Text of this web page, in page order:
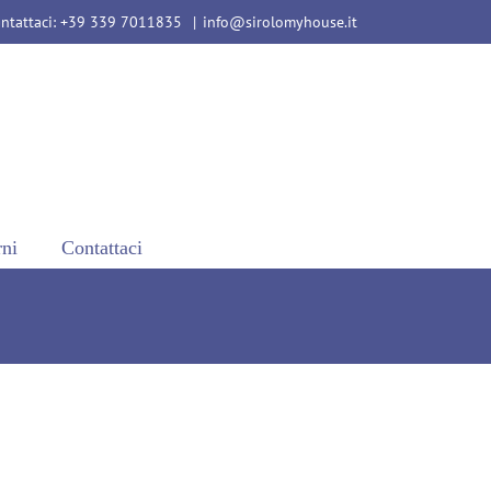
+39 339 7011835 | info@sirolomyhouse.it
Contattaci